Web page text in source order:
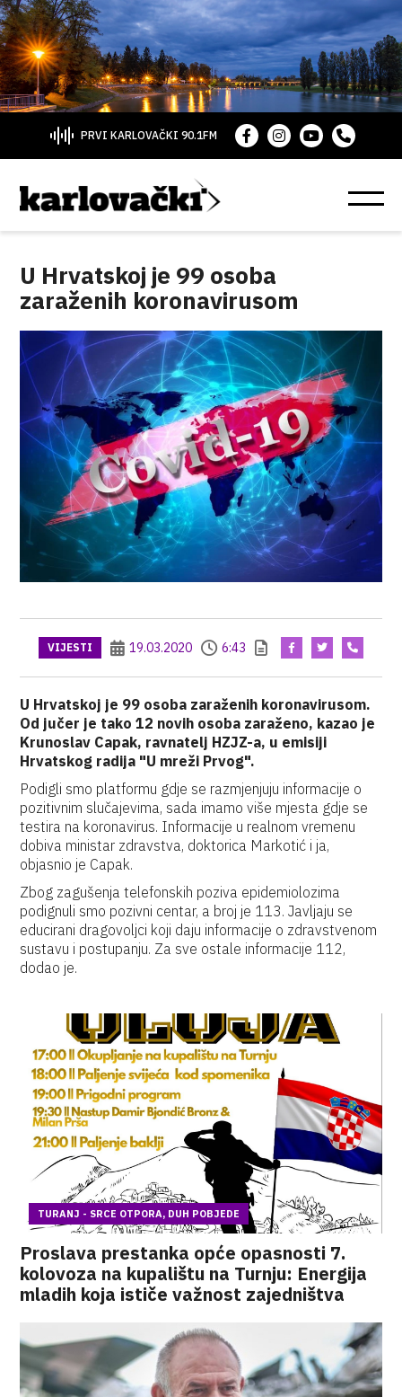
PRVI KARLOVAČKI 90.1FM
U Hrvatskoj je 99 osoba
zaraženih koronavirusom
VIJESTI 19.03.2020 6:43
U Hrvatskoj je 99 osoba zaraženih koronavirusom.
Od jučer je tako 12 novih osoba zaraženo, kazao je
Krunoslav Capak, ravnatelj HZJZ-a, u emisiji
Hrvatskog radija "U mreži Prvog".
Podigli smo platformu gdje se razmjenjuju informacije o
pozitivnim slučajevima, sada imamo više mjesta gdje se
testira na koronavirus. Informacije u realnom vremenu
dobiva ministar zdravstva, doktorica Markotić i ja,
objasnio je Capak.
Zbog zagušenja telefonskih poziva epidemiolozima
podignuli smo pozivni centar, a broj je 113. Javljaju se
educirani dragovoljci koji daju informacije o zdravstvenom
sustavu i postupanju. Za sve ostale informacije 112,
dodao je.
TURANJ - SRCE OTPORA, DUH POBJEDE
Proslava prestanka opće opasnosti 7.
kolovoza na kupalištu na Turnju: Energija
mladih koja ističe važnost zajedništva